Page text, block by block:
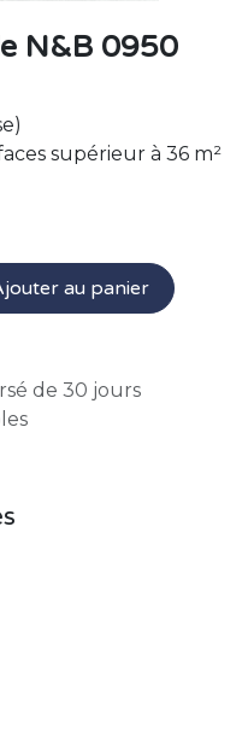
N&B 0950
supérieur à 36 m²
au panier
de 30 jours